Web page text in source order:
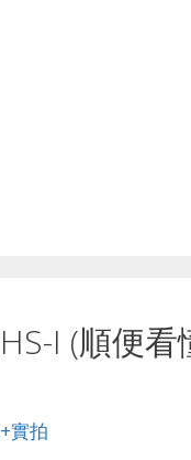
I (順便看
實拍